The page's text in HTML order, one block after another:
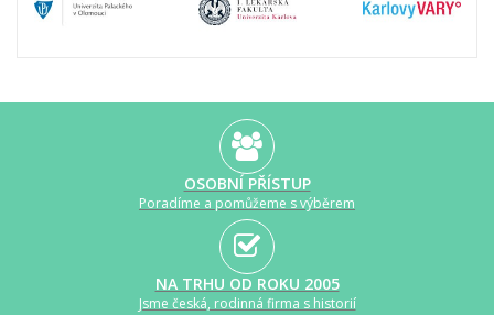
OSOBNÍ PŘÍSTUP
Poradíme a pomůžeme s výběrem
NA TRHU OD ROKU 2005
Jsme česká, rodinná firma s historií